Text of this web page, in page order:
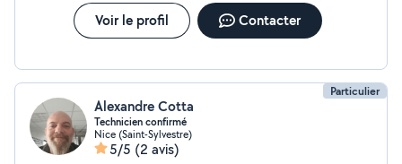
Voir le profil Contacter
Particulier
Alexandre Cotta
Technicien confirmé
Nice (Saint-Sylvestre)
5/5 (2 avis)